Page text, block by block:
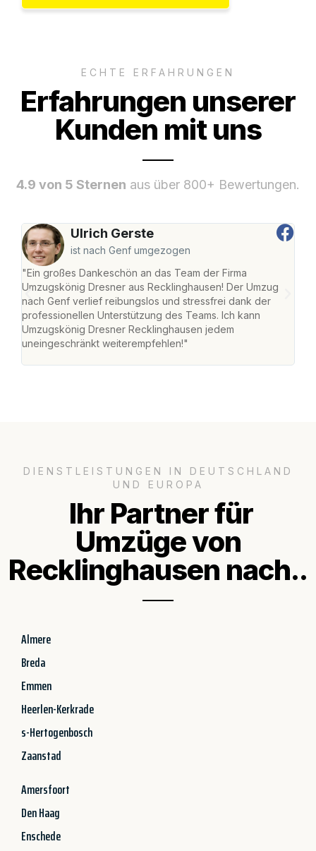
ECHTE ERFAHRUNGEN
Erfahrungen unserer
Kunden mit uns
4.9 von 5 Sternen aus über 800+ Bewertungen.
Ulrich Gerste
ist nach Genf umgezogen
"Ein großes Dankeschön an das Team der Firma
Umzugskönig Dresner aus Recklinghausen! Der Umzug
nach Genf verlief reibungslos und stressfrei dank der
professionellen Unterstützung des Teams. Ich kann
Umzugskönig Dresner Recklinghausen jedem
uneingeschränkt weiterempfehlen!"
DIENSTLEISTUNGEN IN DEUTSCHLAND
UND EUROPA
Ihr Partner für
Umzüge von
Recklinghausen nach..
Almere
Breda
Emmen
Heerlen-Kerkrade
s-Hertogenbosch
Zaanstad
Amersfoort
Den Haag
Enschede